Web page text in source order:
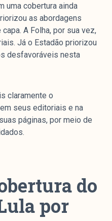
uma cobertura ainda
as abordagens
A Folha, por sua vez,
Já o Estadão priorizou
desfavoráveis nesta
claramente o
seus editoriais e na
páginas, por meio de
do
por